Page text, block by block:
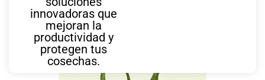
innovadoras que
mejoran la
productividad y
protegen tus
cosechas.
También te puede interesar